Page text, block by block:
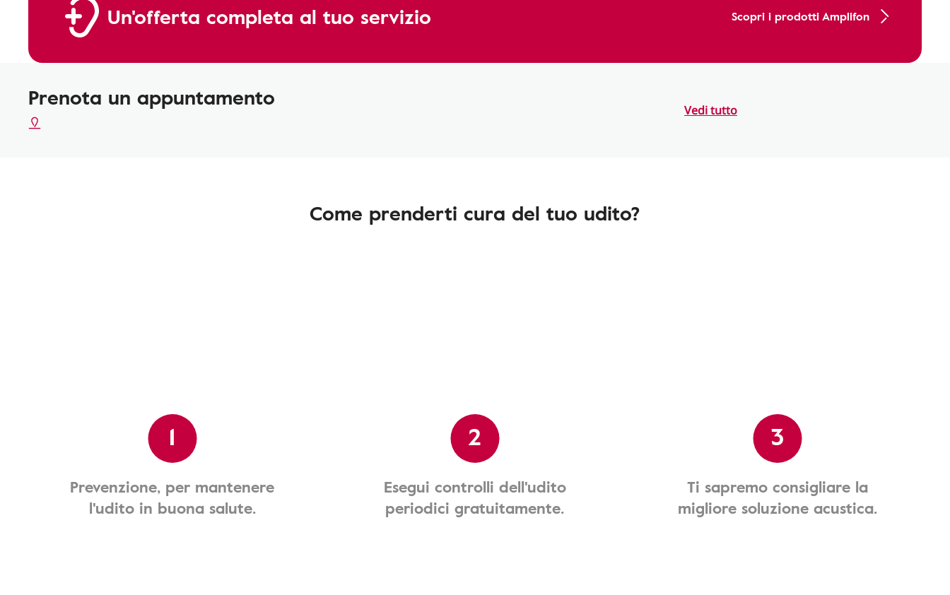
Un'offerta completa al tuo servizio Scopri i prodotti Amplifon
Prenota un appuntamento Vedi tutto
Come prenderti cura del tuo udito?
1
Prevenzione, per mantenere
l'udito in buona salute.
2
Esegui controlli dell'udito
periodici gratuitamente.
3
Ti sapremo consigliare la
migliore soluzione acustica.